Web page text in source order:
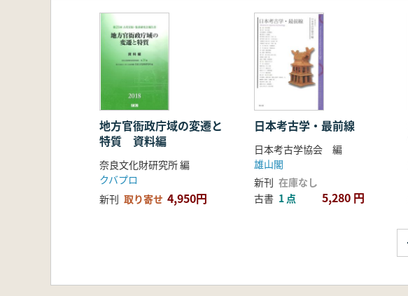
第5章 甲斐国・駿河国(山梨県・静岡県)
第6章 武蔵国(埼玉県・東京都)
第7章 上総国(千葉県)
第8章 常陸国(茨城県)
第9章 西国・出雲国(島根県)
第10章 蕨手刀と俘囚
第11章 山国から峠を越え、もたらされた蕨手刀
第Ⅲ部 集成篇
1.全国蕨手刀集成図
2.全国蕨手刀集成表
3.集成 参考文献
地方官衙政庁域の変遷と
特質 資料編
奈良文化財研究所 編
クバプロ
新刊 取り寄せ 4,950円
日本考古学・最前線
日本考古学協会 編
雄山閣
新刊 在庫なし
古書 1 点 5,280 円